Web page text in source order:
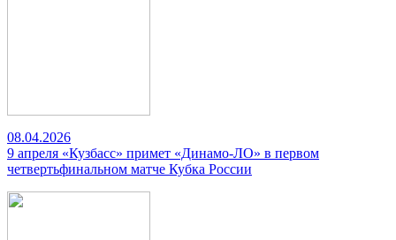
08.04.2026
9 апреля «Кузбасс» примет «Динамо-ЛО» в первом
четвертьфинальном матче Кубка России